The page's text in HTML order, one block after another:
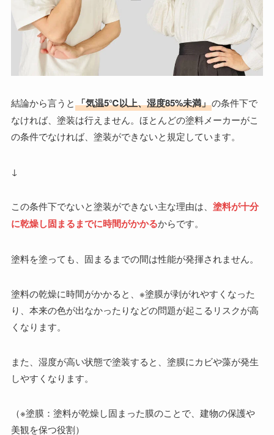
結論から言うと 「気温5℃以上、湿度85%未満」の条件下で
なければ、塗装は行えません。ほとんどの塗料メーカーがこ
の条件でなければ、塗装ができないと規定しています。
↓
この条件下でないと塗装ができない主な理由は、 塗料が十分
に乾燥し固まるまでに時間がかかるからです。
塗料を塗っても、固まるまでの間は性能が発揮されません。
塗料の乾燥に時間がかかると、※塗膜が剥がれやすくなった
り、本来の色が出なかったりなどの問題が起こるリスクが高
くなります。
また、湿度が高い状態で塗装すると、塗膜にカビや藻が発生
しやすくなります。
（※塗膜：塗料が乾燥し固まった膜のことで、建物の保護や
美観を保つ役割）